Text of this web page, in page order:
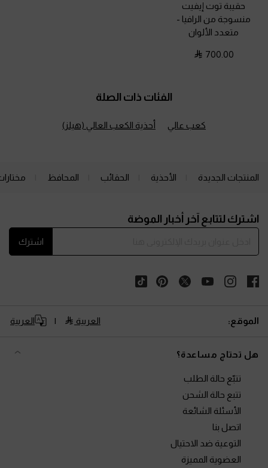
حقيبة توت إيفيت
منسوجة من الرافيا -
متعدد الألوان
700.00
الفئات ذات الصلة
كعب عالي أحذية الكعب العالي (هيلز)
المنتجات الجديدة الأحذية الحقائب المحافظ
اشترك لتتابع آخر أخبار الموضة
اشترك
الموقع: العربية العربية
هل تحتاج مساعدة؟
تتبّع حالة الطلب
تتبع حالة الشحن
الأسئلة الشائعة
اتصل بنا
التوعية ضد الاحتيال
العضوية المميزة